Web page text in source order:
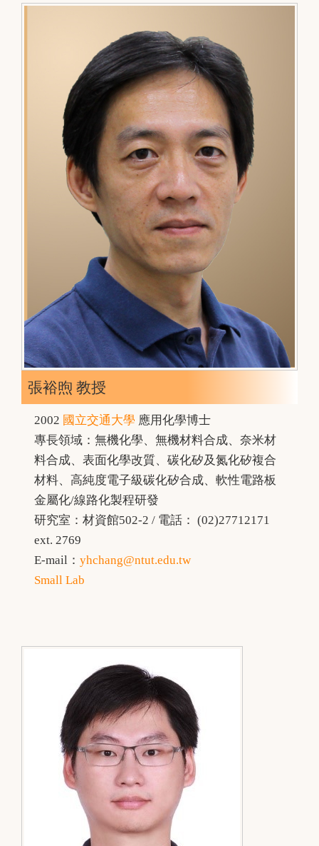
張裕煦 教授
2002 國立交通大學 應用化學博士
專長領域：無機化學、無機材料合成、奈米材
料合成、表面化學改質、碳化矽及氮化矽複合
材料、高純度電子級碳化矽合成、軟性電路板
金屬化/線路化製程研發
研究室：材資館502-2 / 電話： (02)27712171
ext. 2769
E-mail：yhchang@ntut.edu.tw
Small Lab